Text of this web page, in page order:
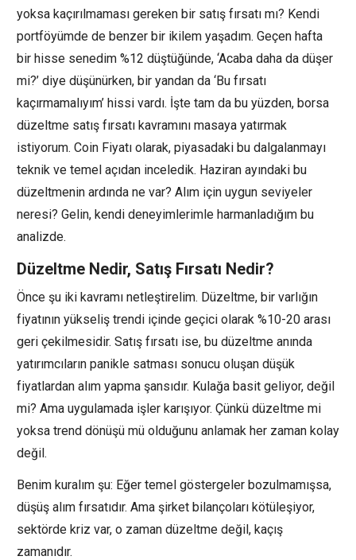
yoksa kaçırılmaması gereken bir satış fırsatı mı? Kendi
portföyümde de benzer bir ikilem yaşadım. Geçen hafta
bir hisse senedim %12 düştüğünde, ‘Acaba daha da düşer
mi?’ diye düşünürken, bir yandan da ‘Bu fırsatı
kaçırmamalıyım’ hissi vardı. İşte tam da bu yüzden, borsa
düzeltme satış fırsatı kavramını masaya yatırmak
istiyorum. Coin Fiyatı olarak, piyasadaki bu dalgalanmayı
teknik ve temel açıdan inceledik. Haziran ayındaki bu
düzeltmenin ardında ne var? Alım için uygun seviyeler
neresi? Gelin, kendi deneyimlerimle harmanladığım bu
analizde.
Düzeltme Nedir, Satış Fırsatı Nedir?
Önce şu iki kavramı netleştirelim. Düzeltme, bir varlığın
fiyatının yükseliş trendi içinde geçici olarak %10-20 arası
geri çekilmesidir. Satış fırsatı ise, bu düzeltme anında
yatırımcıların panikle satması sonucu oluşan düşük
fiyatlardan alım yapma şansıdır. Kulağa basit geliyor, değil
mi? Ama uygulamada işler karışıyor. Çünkü düzeltme mi
yoksa trend dönüşü mü olduğunu anlamak her zaman kolay
değil.
Benim kuralım şu: Eğer temel göstergeler bozulmamışsa,
düşüş alım fırsatıdır. Ama şirket bilançoları kötüleşiyor,
sektörde kriz var, o zaman düzeltme değil, kaçış
zamanıdır.